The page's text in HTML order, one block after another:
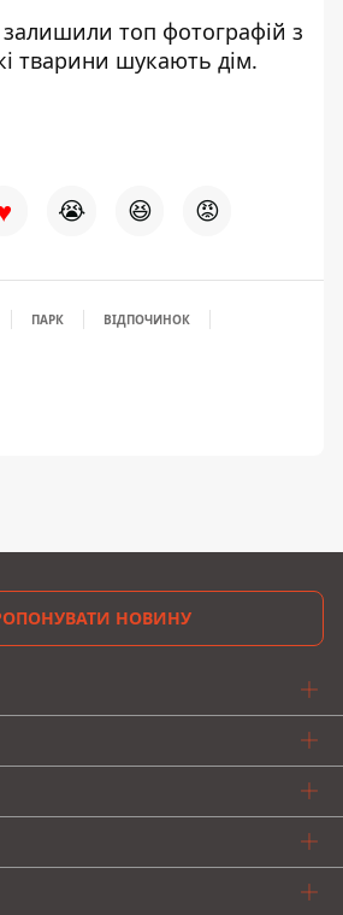
топ фотографій з
тварини шукають дім.
😭 😆 😡
ПАРК
ВІДПОЧИНОК
НОВИНУ